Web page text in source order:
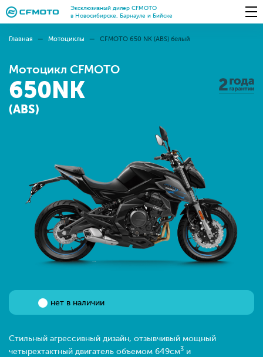
Эксклюзивный дилер CFMOTO
в Новосибирске, Барнауле и Бийске
Главная Мотоциклы CFMOTO 650 NK (ABS) белый
Мотоцикл CFMOTO
650NK
(ABS)
нет в наличии
Стильный агрессивный дизайн, отзывчивый мощный
четырехтактный двигатель объемом 649см3 и